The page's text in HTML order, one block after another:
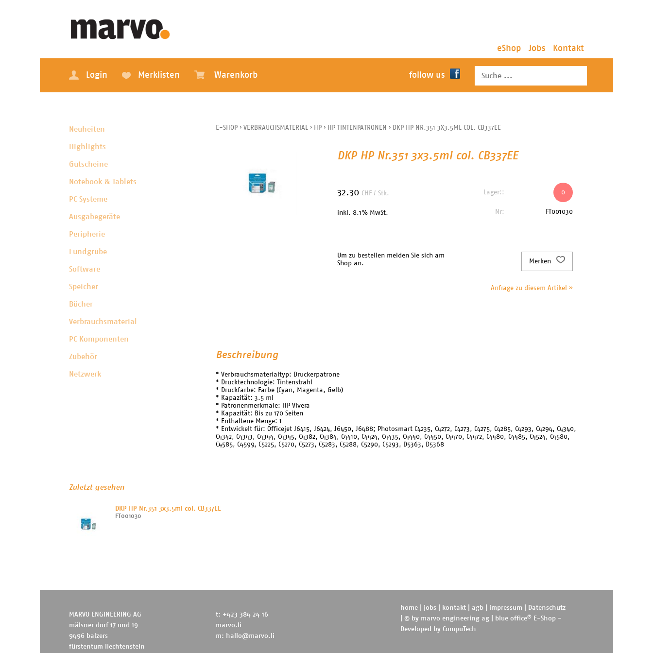
eShop Jobs Kontakt
Login Merklisten Warenkorb follow us
Neuheiten
Highlights
Gutscheine
Notebook & Tablets
PC Systeme
Ausgabegeräte
Peripherie
Fundgrube
Software
Speicher
Bücher
Verbrauchsmaterial
PC Komponenten
Zubehör
Netzwerk
E-SHOP › VERBRAUCHSMATERIAL › HP › HP TINTENPATRONEN › DKP HP NR.351 3X3.5ML COL. CB337EE
DKP HP Nr.351 3x3.5ml col. CB337EE
32.30 CHF / Stk.
inkl. 8.1% MwSt.
Lager:: 0
Nr: FT001030
Um zu bestellen melden Sie sich am
Shop an.
Merken
Anfrage zu diesem Artikel »
Beschreibung
* Verbrauchsmaterialtyp: Druckerpatrone
* Drucktechnologie: Tintenstrahl
* Druckfarbe: Farbe (Cyan, Magenta, Gelb)
* Kapazität: 3.5 ml
* Patronenmerkmale: HP Vivera
* Kapazität: Bis zu 170 Seiten
* Enthaltene Menge: 1
* Entwickelt für: Officejet J6415, J6424, J6450, J6488; Photosmart C4235, C4272, C4273, C4275, C4285, C4293, C4294, C4340,
C4342, C4343, C4344, C4345, C4382, C4384, C4410, C4424, C4435, C4440, C4450, C4470, C4472, C4480, C4485, C4524, C4580,
C4585, C4599, C5225, C5270, C5273, C5283, C5288, C5290, C5293, D5363, D5368
Zuletzt gesehen
DKP HP Nr.351 3x3.5ml col. CB337EE
FT001030
MARVO ENGINEERING AG
mälsner dorf 17 und 19
9496 balzers
fürstentum liechtenstein
t: +423 384 24 16
marvo.li
m: hallo@marvo.li
home jobs kontakt agb impressum
Datenschutz
| © by marvo engineering ag blue office®
E-Shop -
Developed by CompuTech